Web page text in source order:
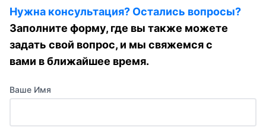
Нужна консультация? Остались вопросы?
Заполните форму, где вы также можете
задать свой вопрос, и мы свяжемся с
вами в ближайшее время.
Ваше Имя